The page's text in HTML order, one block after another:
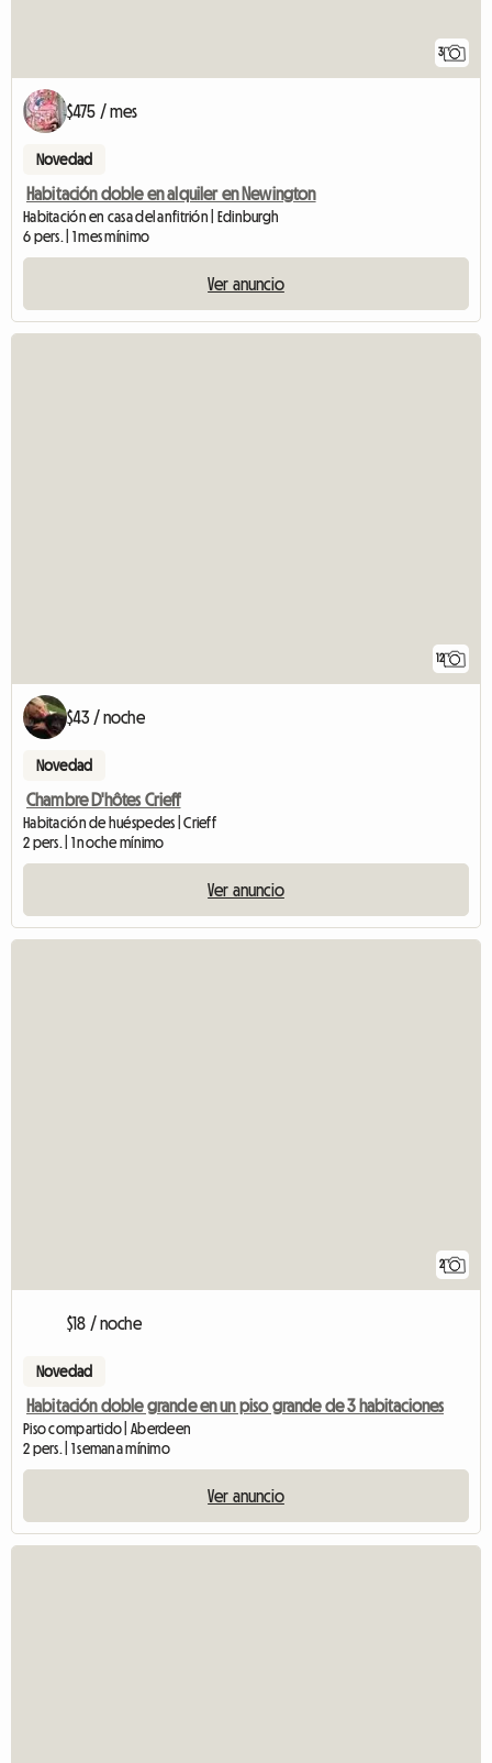
3
$475 / mes
Novedad
Habitación doble en alquiler en Newington
Habitación en casa del anfitrión | Edinburgh
6 pers. | 1 mes mínimo
Ver anuncio
12
$43 / noche
Novedad
Chambre D'hôtes Crieff
Habitación de huéspedes | Crieff
2 pers. | 1 noche mínimo
Ver anuncio
2
$18 / noche
Novedad
Habitación doble grande en un piso grande de 3 habitaciones
Piso compartido | Aberdeen
2 pers. | 1 semana mínimo
Ver anuncio